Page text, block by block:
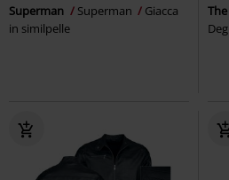
Superman Superman
Giacca
in similpelle